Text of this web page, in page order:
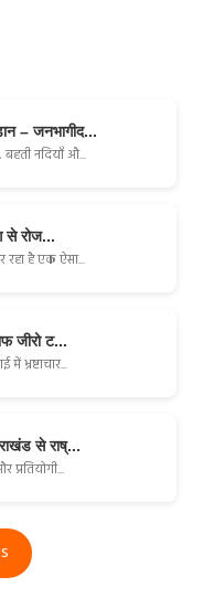
– जनभागीद...
बहती नदियाँ औ...
से रोज...
है एक ऐसा...
जीरो ट...
भ्रष्टाचार...
से राष्...
प्रतियोगी...